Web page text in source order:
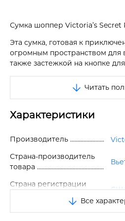
Сумка шоппер Victoria’s Secret
Эта сумка, готовая к
огромным пространством для
также застежкой на кнопке
Прочный материал. Ярка
Две контрастные ручки в
Снаружи два кармана по
Спереди яркий принт в виде
Отличное качество.
Читать
Характеристики
Производитель
Страна-производитель
товара
Страна регистрации
Размер
Все